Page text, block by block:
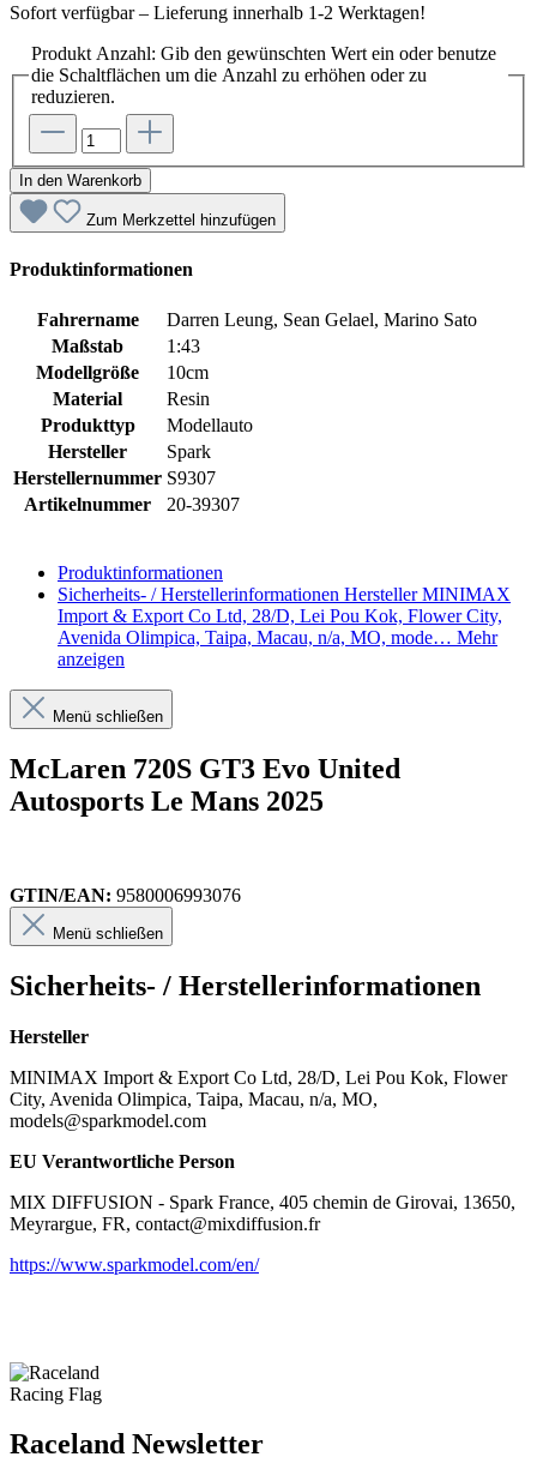
Sofort verfügbar – Lieferung innerhalb 1-2 Werktagen!
Produkt Anzahl: Gib den gewünschten Wert ein oder benutze
die Schaltflächen um die Anzahl zu erhöhen oder zu
reduzieren.
In den Warenkorb
Zum Merkzettel hinzufügen
Produktinformationen
Fahrername
Darren Leung, Sean Gelael, Marino Sato
Maßstab
1:43
Modellgröße
10cm
Material
Resin
Produkttyp
Modellauto
Hersteller
Spark
Herstellernummer S9307
Artikelnummer
20-39307
Produktinformationen
Sicherheits- / Herstellerinformationen Hersteller MINIMAX
Import & Export Co Ltd, 28/D, Lei Pou Kok, Flower City,
Avenida Olimpica, Taipa, Macau, n/a, MO, mode… Mehr
anzeigen
Menü schließen
McLaren 720S GT3 Evo United
Autosports Le Mans 2025
GTIN/EAN: 9580006993076
Menü schließen
Sicherheits- / Herstellerinformationen
Hersteller
MINIMAX Import & Export Co Ltd, 28/D, Lei Pou Kok, Flower
City, Avenida Olimpica, Taipa, Macau, n/a, MO,
models@sparkmodel.com
EU Verantwortliche Person
MIX DIFFUSION - Spark France, 405 chemin de Girovai, 13650,
Meyrargue, FR, contact@mixdiffusion.fr
https://www.sparkmodel.com/en/
Raceland Newsletter